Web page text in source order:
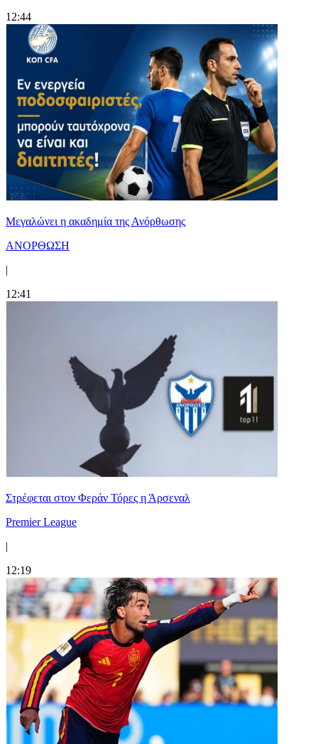
12:44
Μεγαλώνει η ακαδημία της Ανόρθωσης
ΑΝΟΡΘΩΣΗ
|
12:41
Στρέφεται στον Φεράν Τόρες η Άρσεναλ
Premier League
|
12:19